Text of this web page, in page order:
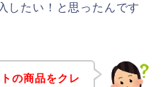
したい！と思ったんです
の商品をクレ